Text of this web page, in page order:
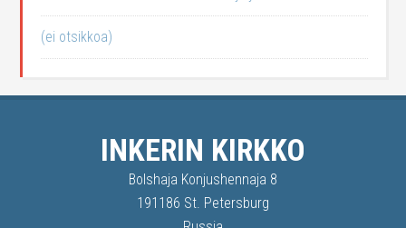
(ei otsikkoa)
INKERIN KIRKKO
Bolshaja Konjushennaja 8
191186 St. Petersburg